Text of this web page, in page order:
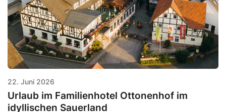
22. Juni 2026
Urlaub im Familienhotel Ottonenhof im
idyllischen Sauerland